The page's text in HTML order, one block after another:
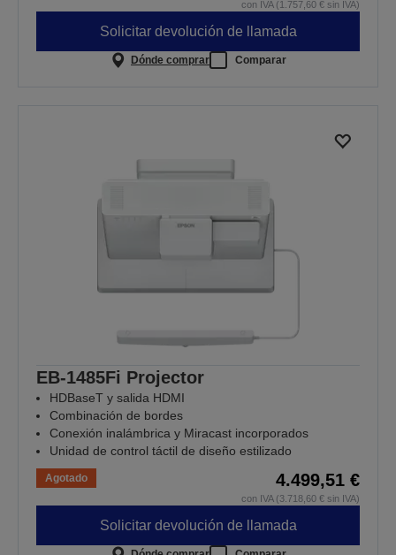
con IVA (1.757,60 € sin IVA)
Solicitar devolución de llamada
Dónde comprar Comparar
EB-1485Fi Projector
HDBaseT y salida HDMI
Combinación de bordes
Conexión inalámbrica y Miracast incorporados
Unidad de control táctil de diseño estilizado
Agotado 4.499,51 €
con IVA (3.718,60 € sin IVA)
Solicitar devolución de llamada